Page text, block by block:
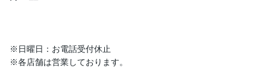
※日曜日：お電話受付休止
※各店舗は営業しております。